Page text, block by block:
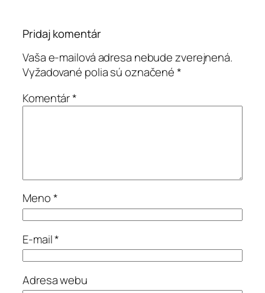
Pridaj komentár
Vaša e-mailová adresa nebude zverejnená.
Vyžadované polia sú označené*
Komentár*
Meno*
E-mail*
Adresa webu